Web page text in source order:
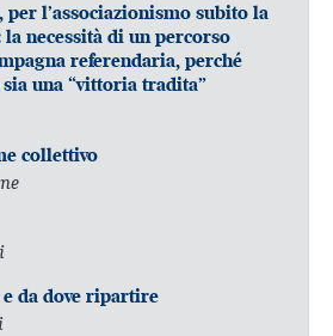
per l’associazionismo subito la
necessità di un percorso
referendaria, perché
una “vittoria tradita”
collettivo
e da dove ripartire